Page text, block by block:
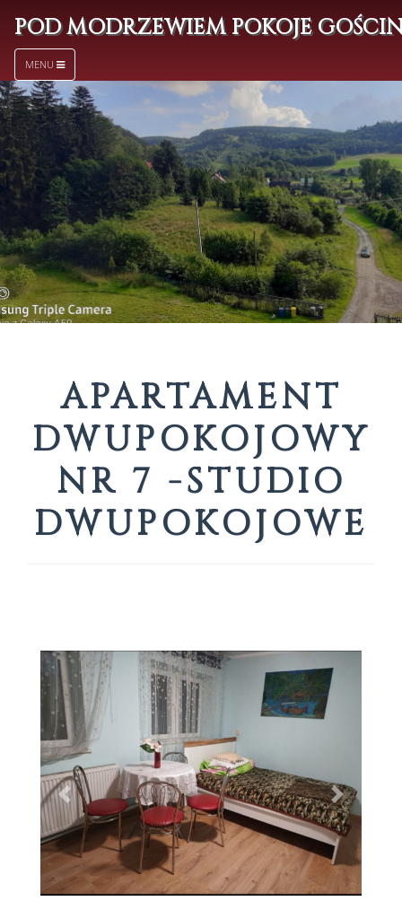
POD MODRZEWIEM POKOJE
MENU
APARTAMENT
DWUPOKOJOWY
NR 7 -STUDIO
DWUPOKOJOWE
Poprzednie